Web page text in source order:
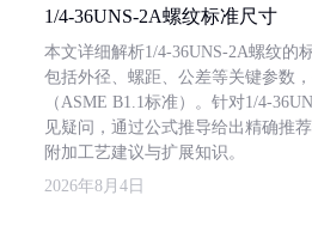
1/4-36UNS-2A螺纹标准尺寸
本文详细解析1/4-36UNS-2A螺纹的
包括外径、螺距、公差等关键参数
（ASME B1.1标准）。针对1/4-
见疑问，通过公式推导给出精确推
附加工艺建议与扩展知识。
2026年8月4日